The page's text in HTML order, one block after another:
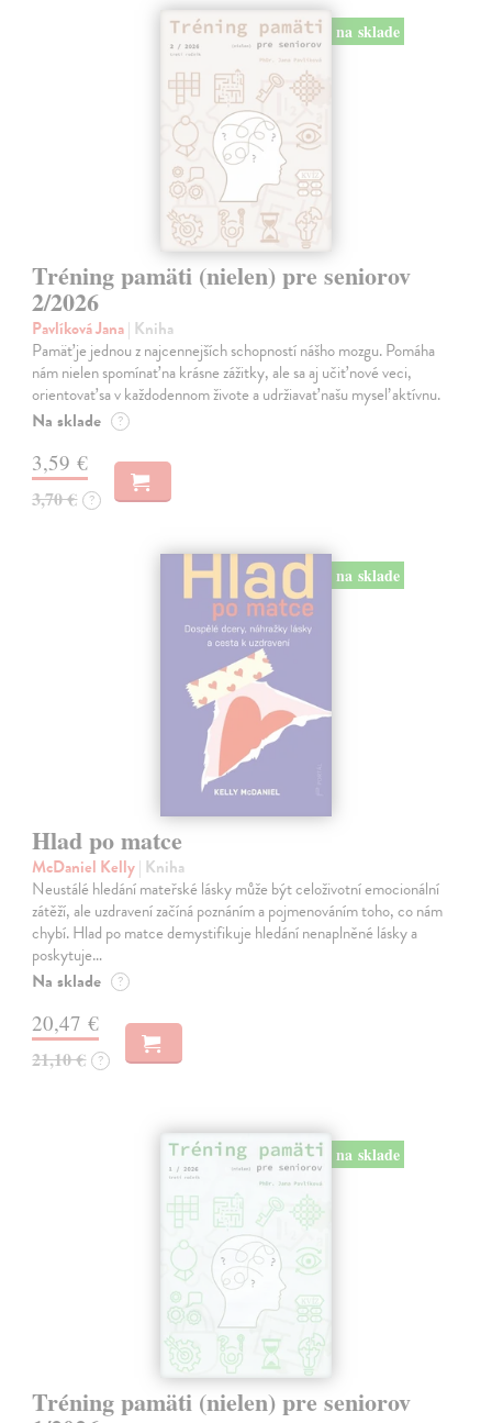
na sklade
Tréning pamäti (nielen) pre seniorov
2/2026
Pavlíková Jana| Kniha
Pamäť je jednou z najcennejších schopností nášho mozgu. Pomáha
nám nielen spomínať na krásne zážitky, ale sa aj učiť nové veci,
orientovať sa v každodennom živote a udržiavať našu myseľ aktívnu.
Na sklade ?
3,59 €
3,70 € ?
na sklade
Hlad po matce
McDaniel Kelly| Kniha
Neustálé hledání mateřské lásky může být celoživotní emocionální
zátěží, ale uzdravení začíná poznáním a pojmenováním toho, co nám
chybí. Hlad po matce demystifikuje hledání nenaplněné lásky a
poskytuje…
Na sklade ?
20,47 €
21,10 € ?
na sklade
Tréning pamäti (nielen) pre seniorov